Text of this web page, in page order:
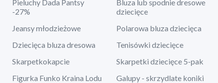
Pieluchy Dada Pantsy
-27%
Bluza lub spodnie dresowe
dziecięce
Jeansy młodzieżowe
Polarowa bluza dziecięca
Dziecięca bluza dresowa
Tenisówki dziecięce
Skarpetkokapcie
Skarpetki dziecięce 5-pak
Figurka Funko Kraina Lodu
Galupy - skrzydlate koniki